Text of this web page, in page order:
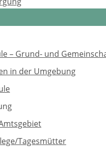
– Grund- und
in der Umgebung
Tagesmütter